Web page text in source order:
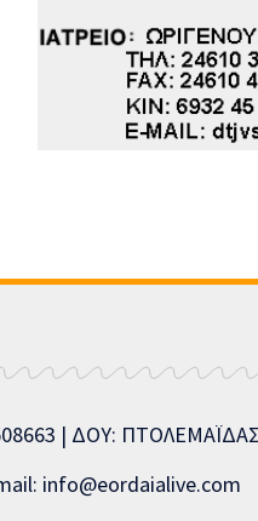
| ΔΟΥ: ΠΤΟΛΕΜΑΪΔΑΣ
info@eordaialive.com